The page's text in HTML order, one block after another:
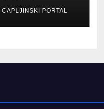
djece u
CAPLJINSKI PORTAL